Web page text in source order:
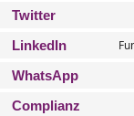
Google Adsense
Google